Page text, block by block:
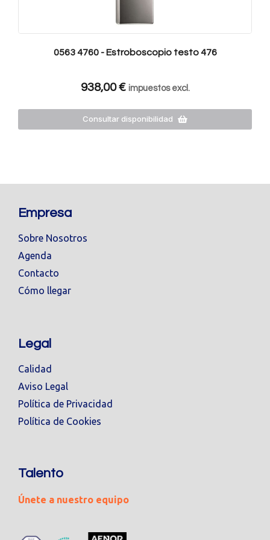
0563 4760 - Estroboscopio testo 476
938,00€ impuestos excl.
Consultar disponibilidad
Empresa
Sobre Nosotros
Agenda
Contacto
Cómo llegar
Legal
Calidad
Aviso Legal
Política de Privacidad
Política de Cookies
Talento
Únete a nuestro equipo